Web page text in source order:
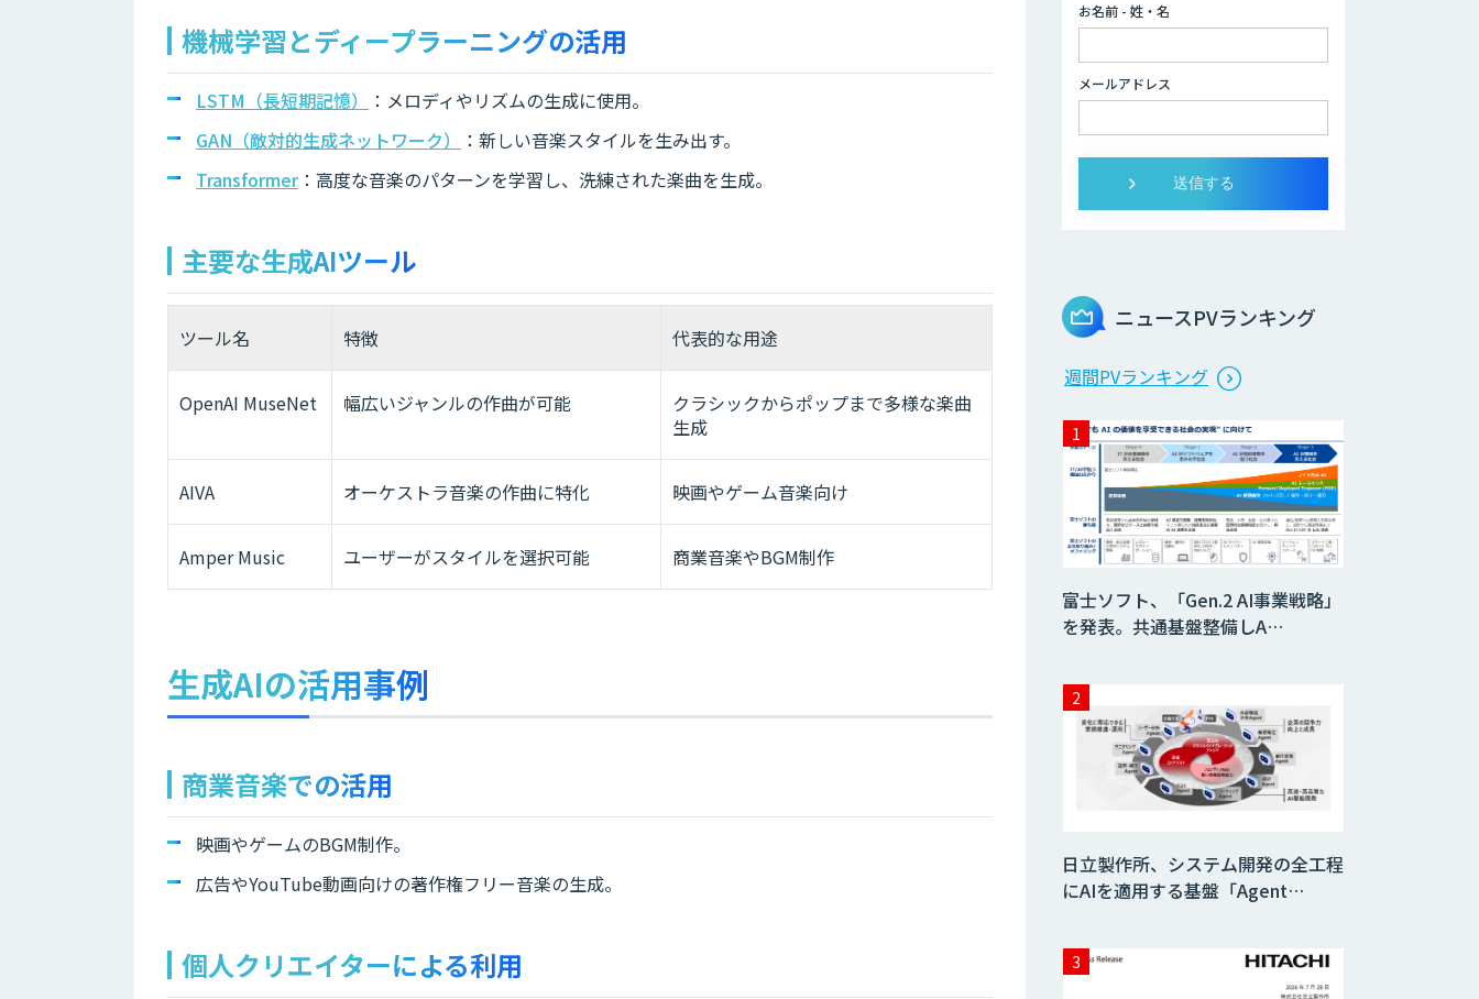
機械学習とディープラーニングの活用
LSTM（長短期記憶）
：メロディやリズムの生成に使用。
GAN（敵対的生成ネットワーク）
：新しい音楽スタイルを生み出す。
Transformer：高度な音楽のパターンを学習し、洗練された楽曲を生成。
主要な生成AIツール
ツール名 特徴 代表的な用途
OpenAI MuseNet 幅広いジャンルの作曲が可能
クラシックからポップまで多様な楽曲
生成
AIVA オーケストラ音楽の作曲に特化 映画やゲーム音楽向け
Amper Music ユーザーがスタイルを選択可能 商業音楽やBGM制作
生成AIの活用事例
商業音楽での活用
映画やゲームのBGM制作。
広告やYouTube動画向けの著作権フリー音楽の生成。
個人クリエイターによる利用
データ分析/AI開
グ
イ）
Cabinet
AI/DX研修
AIコール
ログミーツ
powered by
GPT-4
レミスのAI導入支
援サービス
ブートキャンプ
お名前 - 姓・名
メールアドレス
ニュースPVランキング
週間PVランキング
富士ソフト、「Gen.2 AI事業戦略」
を発表。共通基盤整備しA…
日立製作所、システム開発の全工程
にAIを適用する基盤「Agent…